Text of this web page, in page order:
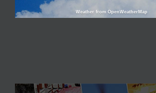
Weather from OpenWeatherMap